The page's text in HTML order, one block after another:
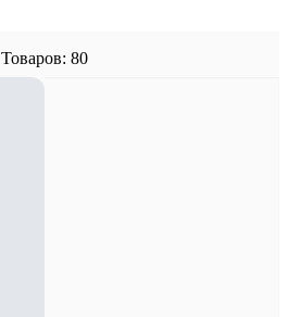
Товаров: 80